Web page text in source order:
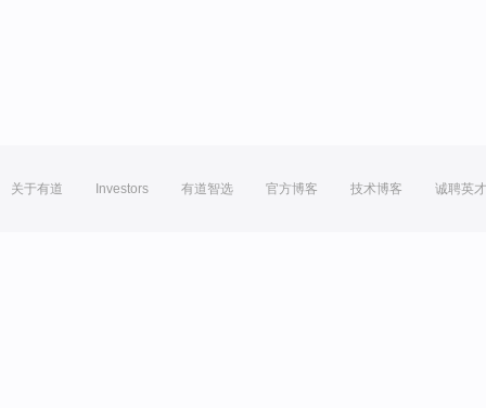
关于有道 Investors 有道智选 官方博客 技术博客 诚聘英才